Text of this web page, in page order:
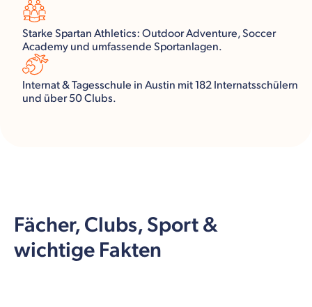
Starke Spartan Athletics: Outdoor Adventure, Soccer
Academy und umfassende Sportanlagen.
Internat & Tagesschule in Austin mit 182 Internatsschülern
und über 50 Clubs.
Fächer, Clubs, Sport &
wichtige Fakten